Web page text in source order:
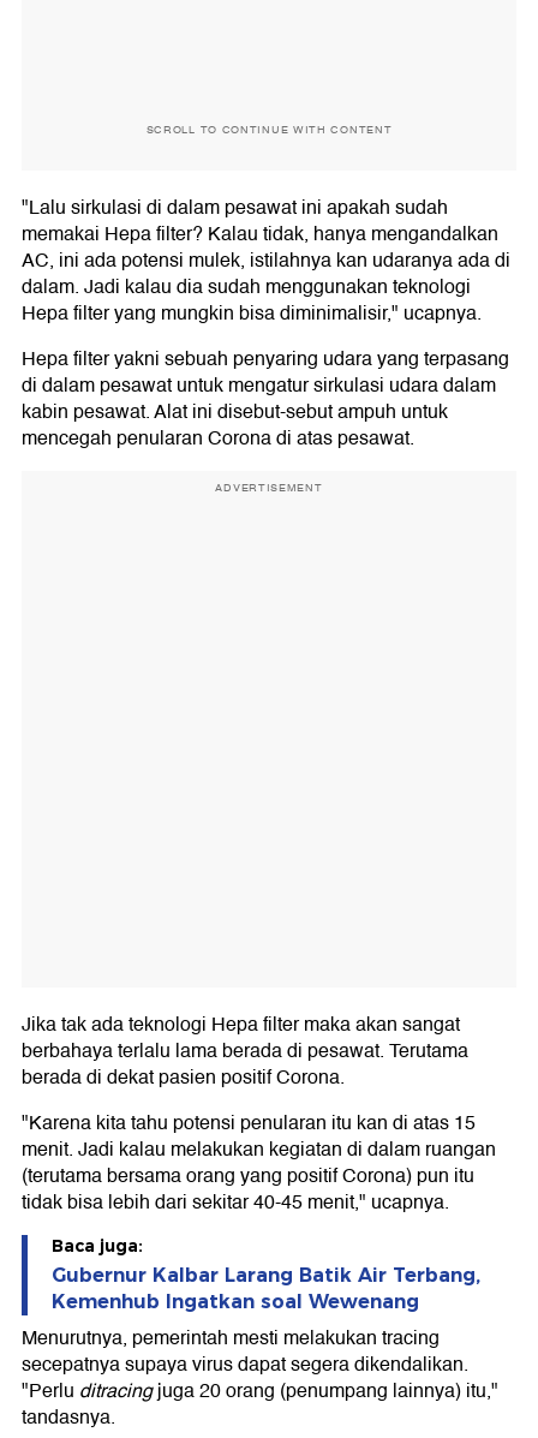
SCROLL TO CONTINUE WITH CONTENT
"Lalu sirkulasi di dalam pesawat ini apakah sudah
memakai Hepa filter? Kalau tidak, hanya mengandalkan
AC, ini ada potensi mulek, istilahnya kan udaranya ada di
dalam. Jadi kalau dia sudah menggunakan teknologi
Hepa filter yang mungkin bisa diminimalisir," ucapnya.
Hepa filter yakni sebuah penyaring udara yang terpasang
di dalam pesawat untuk mengatur sirkulasi udara dalam
kabin pesawat. Alat ini disebut-sebut ampuh untuk
mencegah penularan Corona di atas pesawat.
ADVERTISEMENT
Jika tak ada teknologi Hepa filter maka akan sangat
berbahaya terlalu lama berada di pesawat. Terutama
berada di dekat pasien positif Corona.
"Karena kita tahu potensi penularan itu kan di atas 15
menit. Jadi kalau melakukan kegiatan di dalam ruangan
(terutama bersama orang yang positif Corona) pun itu
tidak bisa lebih dari sekitar 40-45 menit," ucapnya.
Baca juga:
Gubernur Kalbar Larang Batik Air Terbang,
Kemenhub Ingatkan soal Wewenang
Menurutnya, pemerintah mesti melakukan tracing
secepatnya supaya virus dapat segera dikendalikan.
"Perlu ditracingjuga 20 orang (penumpang lainnya) itu,"
tandasnya.